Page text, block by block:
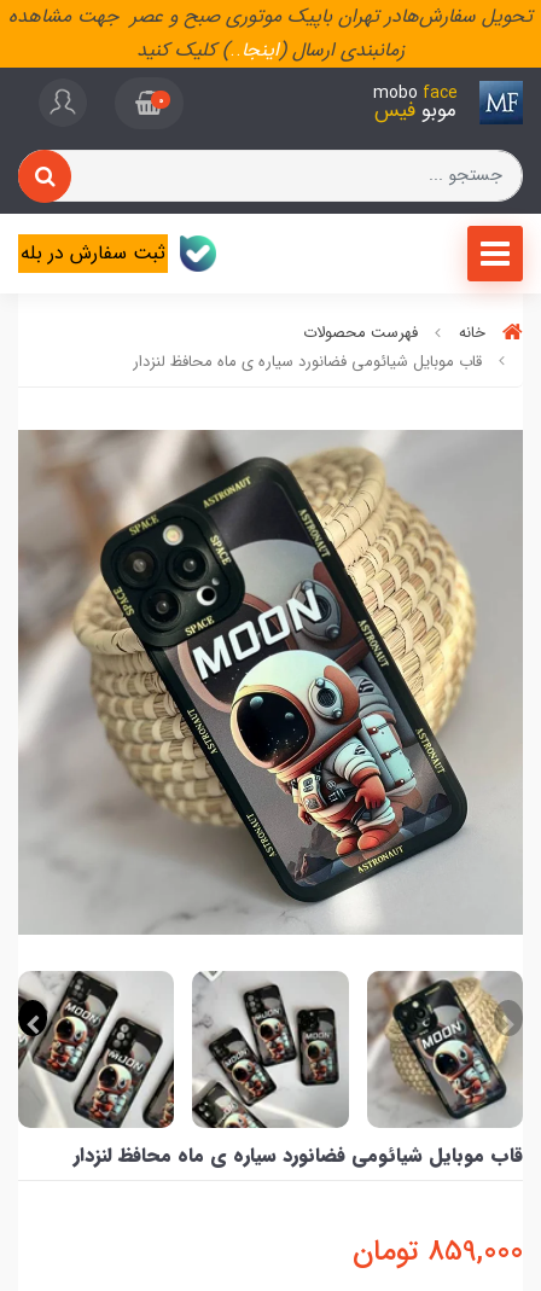
تحویل سفارش‌هادر تهران باپیک موتوری صبح و عصر جهت مشاهده
زمانبندی ارسال (اینجا..) کلیک کنید
mobo face
موبو فیس 0
ثبت سفارش در بله
خانه
فهرست محصولات
قاب موبایل شیائومی فضانورد سیاره ی ماه محافظ لنزدار
قاب موبایل شیائومی فضانورد سیاره ی ماه محافظ لنزدار
859,000 تومان